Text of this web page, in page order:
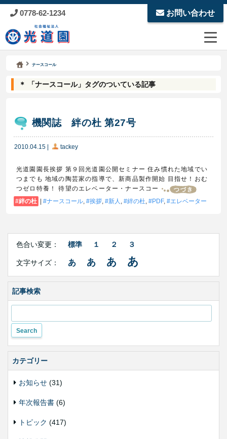
0778-62-1234 お問い合わせ
社会福祉法人 光道園
ナースコール
＊ 「ナースコール」タグのついている記事
機関誌 絆の杜 第27号
2010.04.15 tackey
光道園園長挨拶 第９回光道園公開セミナー 住み慣れた地域でい
つまでも 地域の陶芸家の指導で、新商品製作開始 目指せ！おむ
つゼロ特養！ 待望のエレベーター・ナースコー
絆の杜
ナースコール, 挨拶, 新人 , 絆の杜, PDF, エレベーター
Right
Contents
合
変
色合い変更： 標準 １ ２ ３
文字サイズ： あ あ あ あ
記事検索
カテゴリー
お知らせ (31)
年次報告書 (6)
トピック (417)